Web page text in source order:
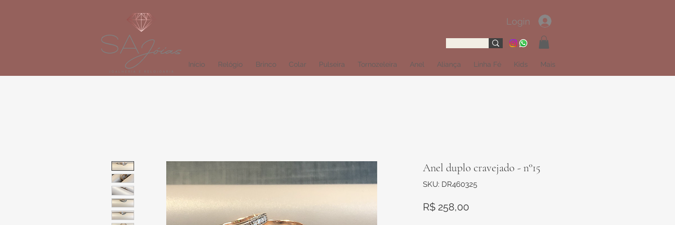
Login
Início Relógio Brinco Colar Pulseira Tornozeleira Anel Aliança Linha Fé Kids Mais
Anel duplo cravejado - n°15
SKU: DR460325
R$ 258,00